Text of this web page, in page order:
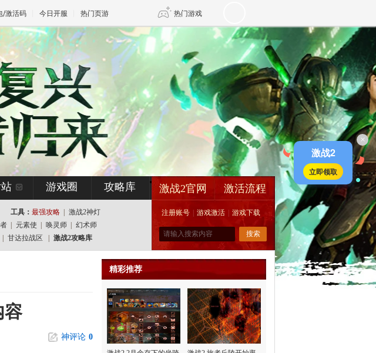
/激活码 今日开服 热门页游 热门游戏
传奇4
天堂 剑网3旗舰版 新天龙八部
王权与自由 诛仙世界
游戏圈 攻略库
工具： 最强攻略
激战2神灯
元素使 唤灵师
幻术师
甘达拉战区 激战2攻略库
激战2官网 激活流程
注册账号 游戏激活 游戏下载
容
神评论 0
精彩推荐
×
激战2
立即领取